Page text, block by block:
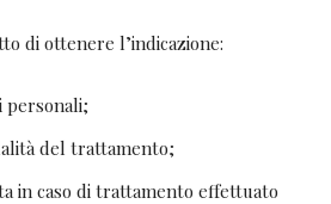
di ottenere l’indicazione:
personali;
del trattamento;
in caso di trattamento effettuato